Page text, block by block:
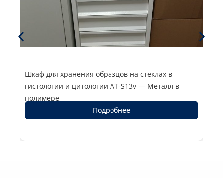
Шкаф для хранения образцов на стеклах в
гистологии и цитологии AT-S13v — Металл в
полимере
Подробнее